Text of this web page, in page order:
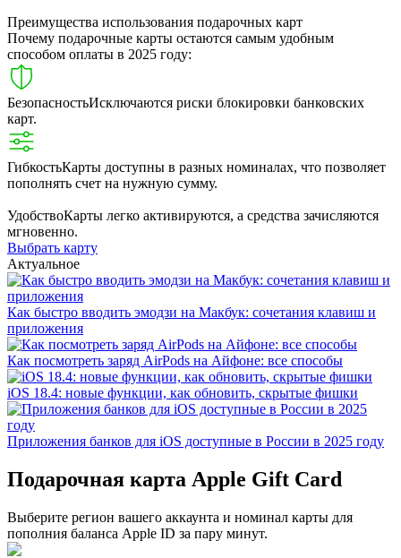
Преимущества использования подарочных карт
Почему подарочные карты остаются самым удобным
способом оплаты в 2025 году:
БезопасностьИсключаются риски блокировки банковских
карт.
ГибкостьКарты доступны в разных номиналах, что позволяет
пополнять счет на нужную сумму.
УдобствоКарты легко активируются, а средства зачисляются
мгновенно.
Выбрать карту
Актуальное
Как быстро вводить эмодзи на Макбук: сочетания клавиш и
приложения
Как посмотреть заряд AirPods на Айфоне: все способы
iOS 18.4: новые функции, как обновить, скрытые фишки
Приложения банков для iOS доступные в России в 2025 году
Подарочная карта Apple Gift Card
Выберите регион вашего аккаунта и номинал карты для
пополния баланса Apple ID за пару минут.